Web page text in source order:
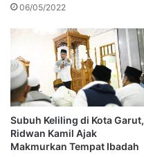
06/05/2022
Subuh Keliling di Kota Garut,
Ridwan Kamil Ajak
Makmurkan Tempat Ibadah